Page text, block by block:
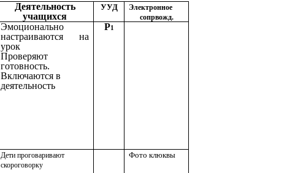
Деятельность
учащихся
УУД
Электронное
сопрвожд.
Эмоционально
настраиваются на
урок
Проверяют
готовность.
Включаются в
деятельность
Р1
Дети проговаривают
скороговорку
Фото клюквы